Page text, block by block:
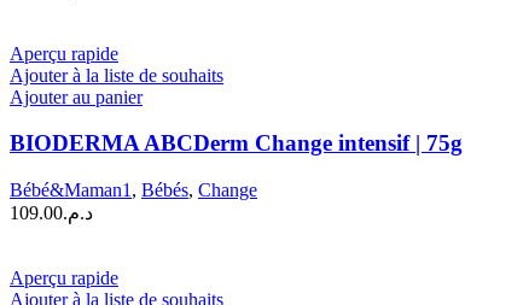
Aperçu rapide
Ajouter à la liste de souhaits
Ajouter au panier
BIODERMA ABCDerm Change intensif | 75g
Bébé&Maman1 , Bébés, Change
د.م.109.00
Aperçu rapide
Ajouter à la liste de souhaits